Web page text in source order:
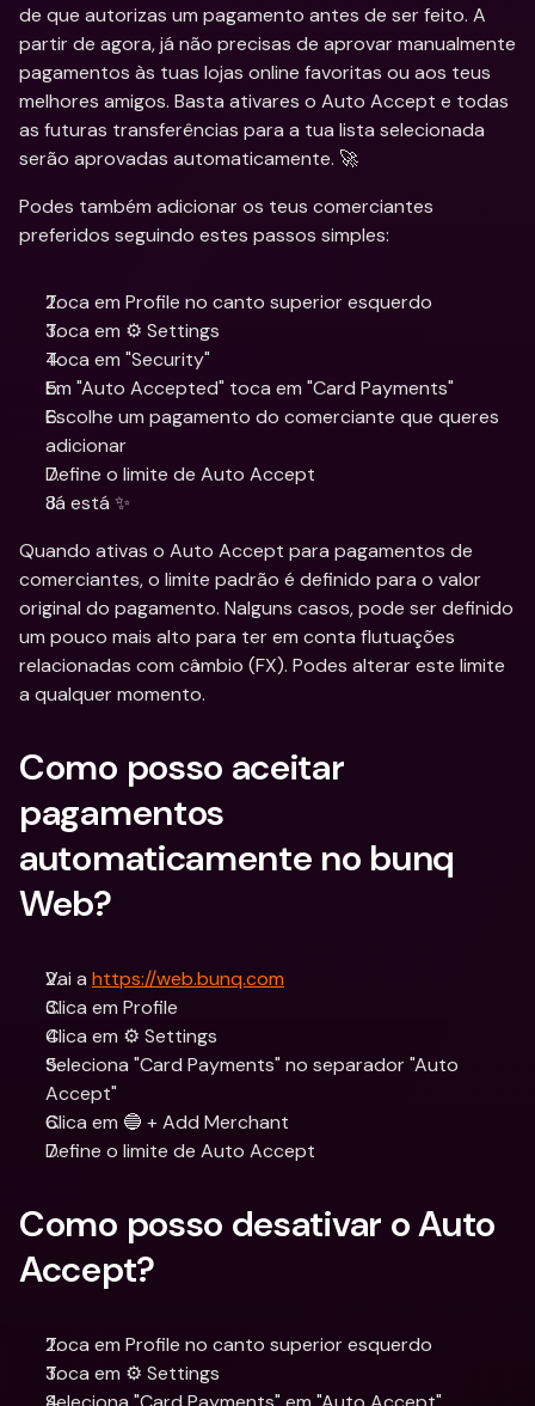
de que autorizas um pagamento antes de ser feito. A
partir de agora, já não precisas de aprovar manualmente
pagamentos às tuas lojas online favoritas ou aos teus
melhores amigos. Basta ativares o Auto Accept e todas
as futuras transferências para a tua lista selecionada
serão aprovadas automaticamente. 🚀
Podes também adicionar os teus comerciantes
preferidos seguindo estes passos simples:
Toca em Profile no canto superior esquerdo
Toca em ⚙️ Settings
Toca em "Security"
Em "Auto Accepted" toca em "Card Payments"
Escolhe um pagamento do comerciante que queres
adicionar
Define o limite de Auto Accept
Já está ✨
Quando ativas o Auto Accept para pagamentos de
comerciantes, o limite padrão é definido para o valor
original do pagamento. Nalguns casos, pode ser definido
um pouco mais alto para ter em conta flutuações
relacionadas com câmbio (FX). Podes alterar este limite
a qualquer momento.
Como posso aceitar
pagamentos
automaticamente no bunq
Web?
Vai a https://web.bunq.com
Clica em Profile
Clica em ⚙️ Settings
Seleciona "Card Payments" no separador "Auto
Accept"
Clica em 🔵 + Add Merchant
Define o limite de Auto Accept
Como posso desativar o Auto
Accept?
Toca em Profile no canto superior esquerdo
Toca em ⚙️ Settings